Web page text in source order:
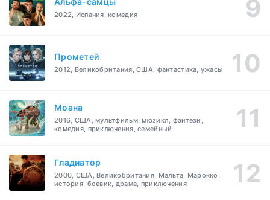
2022, Испания, комедия
Прометей
2012, Великобритания, США, фантастика, ужасы
Моана
2016, США, мультфильм, мюзикл, фэнтези,
комедия, приключения, семейный
Гладиатор
2000, США, Великобритания, Мальта, Марокко,
история, боевик, драма, приключения